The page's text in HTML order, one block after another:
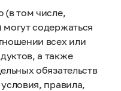
(в том числе,
содержаться
всех или
а также
обязательств
правила,